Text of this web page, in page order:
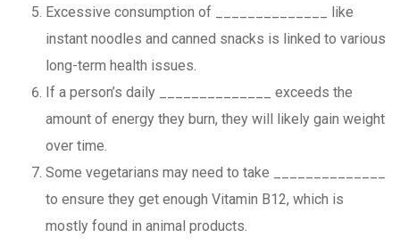
Excessive consumption of ______________ like
instant noodles and canned snacks is linked to various
long-term health issues.
If a person’s daily ______________ exceeds the
amount of energy they burn, they will likely gain weight
over time.
Some vegetarians may need to take ______________
to ensure they get enough Vitamin B12, which is
mostly found in animal products.